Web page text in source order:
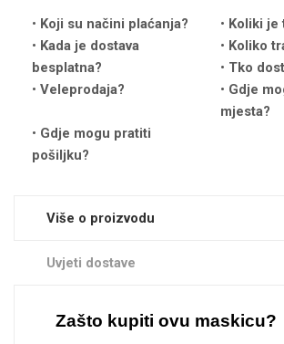
Koji su načini plaćanja?
Koliki je
Kada je dostava
besplatna?
Koliko
Tko
Veleprodaja?
Gdje
mjesta?
Gdje mogu pratiti
pošiljku?
Više o proizvodu
Uvjeti dostave
Zašto kupiti ovu maskicu?
Love motivi I Need Some
Quotes Collection